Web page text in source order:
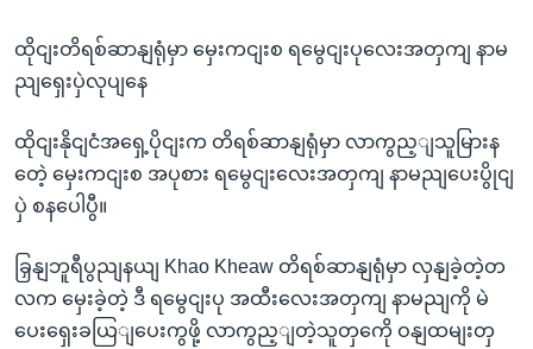
ထိုငျးတိရစ်ဆာနျရုံမှာ မှေးကငျးစ ရမွေငျးပုလေးအတှကျ နာမ
ညျရှေးပှဲလုပျနေ
ထိုငျးနိုငျငံအရှေ့ပိုငျးက တိရစ်ဆာနျရုံမှာ လာကွည့ျသူမြားန
တေဲ့ မှေးကငျးစ အပုစား ရမွေငျးလေးအတှကျ နာမညျပေးပွိုငျ
ပှဲ စနပေါပွီ။
ခြှနျဘူရီပွညျနယျ Khao Kheaw တိရစ်ဆာနျရုံမှာ လှနျခဲ့တဲ့တ
လက မှေးခဲ့တဲ့ ဒီ ရမွေငျးပု အထီးလေးအတှကျ နာမညျကို မဲ
ပေးရှေးခယြျပေးကွဖို့ လာကွည့ျတဲ့သူတှကေို ဝနျထမျးတှ